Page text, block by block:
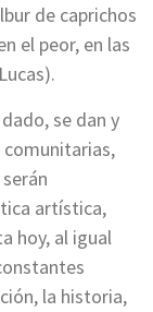
de caprichos
el peor, en las
se dan y
artística,
hoy, al igual
la historia,